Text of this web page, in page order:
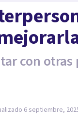
con
6 septiembre,